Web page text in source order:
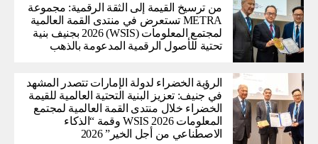
من ترسيخ القيمة إلى الثقة الرقمية: مجموعة
METRA تستعرض في منتدى القمة العالمية
لمجتمع المعلومات (WSIS) 2026 بجنيف بنية
تحتية للأصول الرقمية المدعومة بالذهب
الرؤية الخضراء لدولة الإمارات تتصدر المشهد
في جنيف: تعزيز البنية التحتية العالمية للقيمة
الخضراء خلال منتدى القمة العالمية لمجتمع
المعلومات WSIS 2026 وقمة “الذكاء
الاصطناعي من أجل الخير” 2026